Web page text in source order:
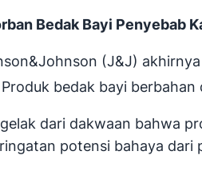
Bedak Bayi Penyebab
(J&J)
Produk bedak bayi
dari dakwaan bahwa
potensi bahaya dari